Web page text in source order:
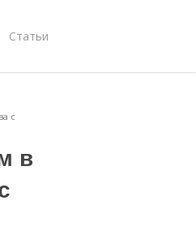
Статьи
с
в